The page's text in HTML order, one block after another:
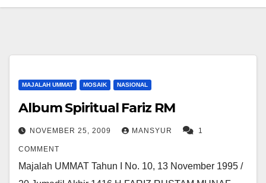
MAJALAH UMMAT MOSAIK NASIONAL
Album Spiritual Fariz RM
NOVEMBER 25, 2009 MANSYUR 1
COMMENT
Majalah UMMAT Tahun I No. 10, 13 November 1995 /